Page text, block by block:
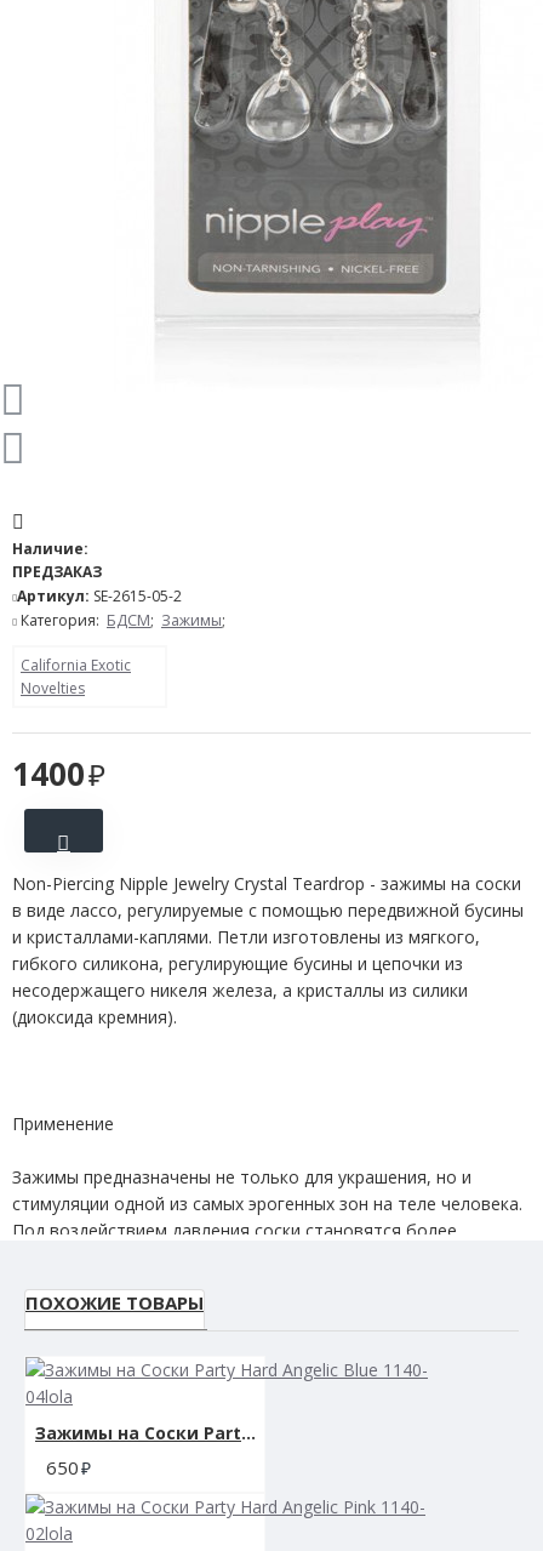
1400
Наличие:
ПРЕДЗАКАЗ
Артикул: SE-2615-05-2
Категория: БДСМ; Зажимы;
California Exotic
Novelties
Non-Piercing Nipple Jewelry Crystal Teardrop - зажимы на соски
в виде лассо, регулируемые с помощью передвижной бусины
и кристаллами-каплями. Петли изготовлены из мягкого,
гибкого силикона, регулирующие бусины и цепочки из
несодержащего никеля железа, а кристаллы из силики
(диоксида кремния).
Применение
Зажимы предназначены не только для украшения, но и
стимуляции одной из самых эрогенных зон на теле человека.
Под воздействием давления соски становятся более
декорированы кристаллами, которые выступают в роли
возбуждающего интимного украшения.
хочет попробовать зажимы впервые. Это минимизирует
неприятные ощущения и уберегает нежную кожу сосков от
повреждений.
ПОХОЖИЕ ТОВАРЫ
Зажимы на Cоски Party Hard Angelic Blue 1140-04lola
650